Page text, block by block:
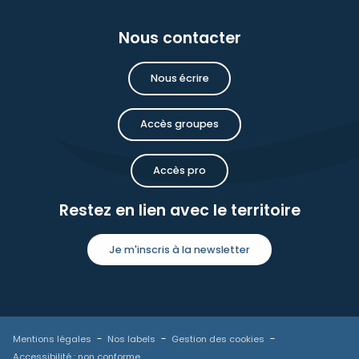
Nous contacter
Nous écrire
Accès groupes
Accès pro
Restez en lien avec le territoire
Je m'inscris à la newsletter
Mentions légales Nos labels
Gestion des cookies